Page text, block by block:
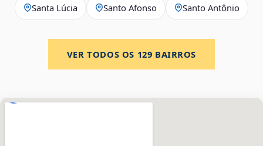
Santa Lúcia Santo Afonso Santo Antônio
VER TODOS OS 129 BAIRROS